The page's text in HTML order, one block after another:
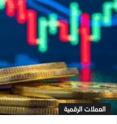
العملات الرقمية